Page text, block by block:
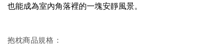
也能成為室內角落裡的一塊安靜風景。
抱枕商品規格：